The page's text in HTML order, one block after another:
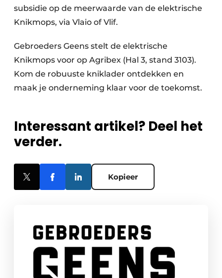
subsidie op de meerwaarde van de elektrische
Knikmops, via Vlaio of Vlif.
Gebroeders Geens stelt de elektrische
Knikmops voor op Agribex (Hal 3, stand 3103).
Kom de robuuste kniklader ontdekken en
maak je onderneming klaar voor de toekomst.
Interessant artikel? Deel het
verder.
Kopieer